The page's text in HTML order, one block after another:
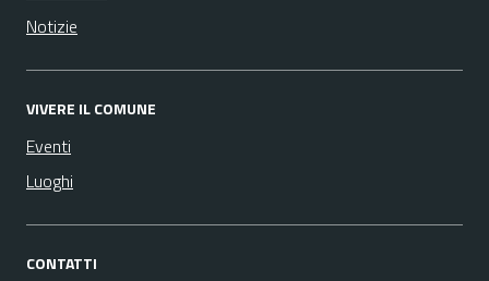
Notizie
VIVERE IL COMUNE
Eventi
Luoghi
CONTATTI